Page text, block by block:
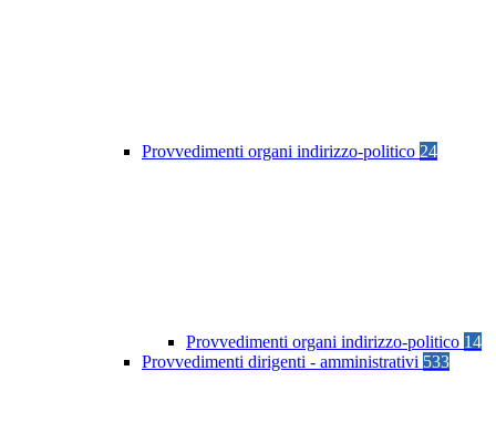
Provvedimenti organi indirizzo-politico 24
Provvedimenti organi indirizzo-politico 14
Provvedimenti dirigenti - amministrativi 533